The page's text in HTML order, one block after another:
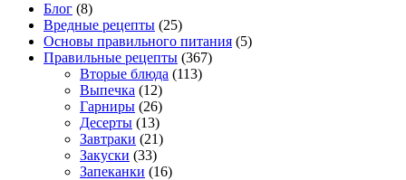
Блог (8)
Вредные рецепты (25)
Основы правильного питания (5)
Правильные рецепты (367)
Вторые блюда (113)
Выпечка (12)
Гарниры (26)
Десерты (13)
Завтраки (21)
Закуски (33)
Запеканки (16)